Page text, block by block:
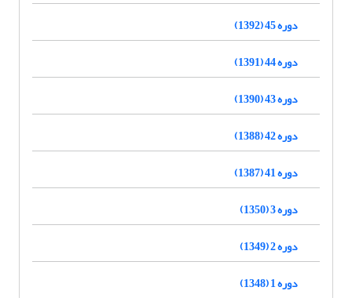
دوره 45 (1392)
دوره 44 (1391)
دوره 43 (1390)
دوره 42 (1388)
دوره 41 (1387)
دوره 3 (1350)
دوره 2 (1349)
دوره 1 (1348)